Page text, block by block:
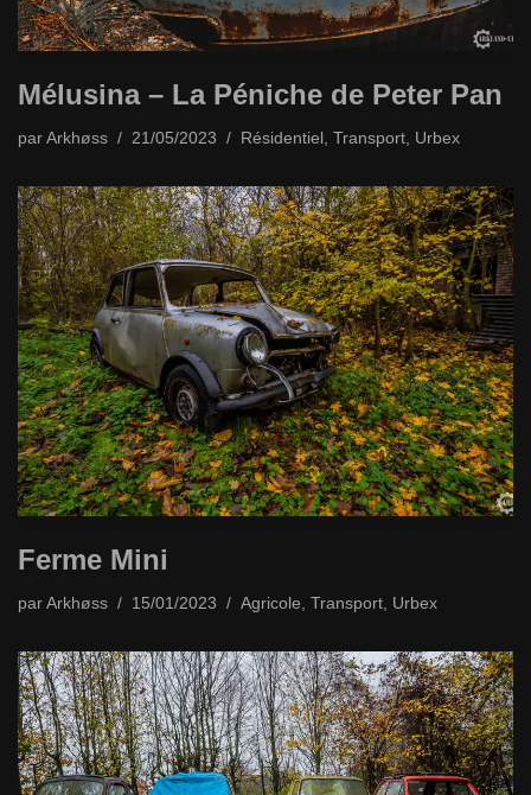
Mélusina – La Péniche de Peter Pan
par Arkhøss 21/05/2023 Résidentiel Transport Urbex
Ferme Mini
par Arkhøss 15/01/2023 Agricole, Transport, Urbex